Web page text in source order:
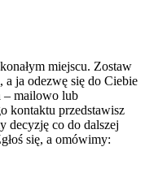
miejscu. Zostaw
ja odezwę się do Ciebie
– mailowo lub
kontaktu przedstawisz
decyzję co do dalszej
się, a omówimy: